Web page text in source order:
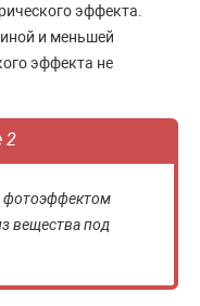
эффекта.
и меньшей
эффекта не
2
фотоэффектом
вещества под